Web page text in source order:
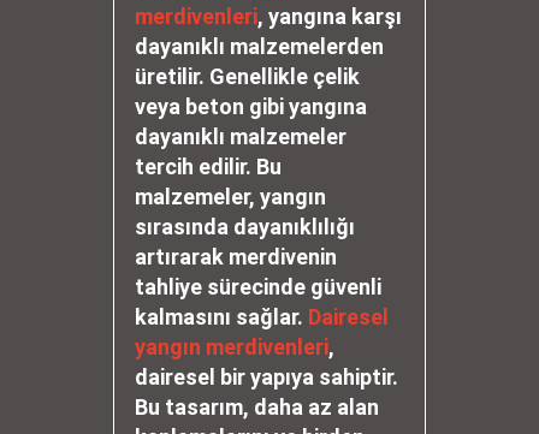
merdivenleri, yangına karşı
dayanıklı malzemelerden
üretilir. Genellikle çelik
veya beton gibi yangına
dayanıklı malzemeler
tercih edilir. Bu
malzemeler, yangın
sırasında dayanıklılığı
artırarak merdivenin
tahliye sürecinde güvenli
kalmasını sağlar. Dairesel
yangın merdivenleri,
dairesel bir yapıya sahiptir.
Bu tasarım, daha az alan